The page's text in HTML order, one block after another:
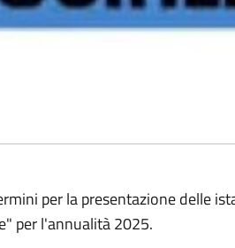
per la presentazione delle
per l'annualità 2025.